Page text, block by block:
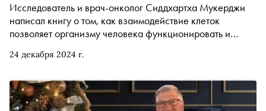
24 декабря 2024 г.
Исследователь и врач-онколог Сиддхартха Мукерджи
написал книгу о том, как взаимодействие клеток
позволяет организму человека функционировать и
клетки» выходит в издательстве Corpus. «Сноб»